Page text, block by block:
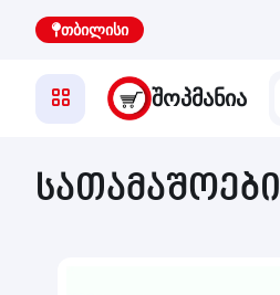
თბილისი
ᲨᲝᲞᲛᲐᲜᲘᲐ
სათამაშოები